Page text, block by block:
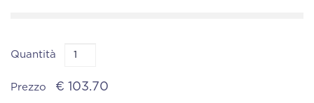
Quantità
Prezzo € 103.70